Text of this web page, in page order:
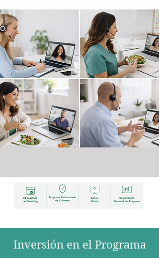
Inversión en el Programa